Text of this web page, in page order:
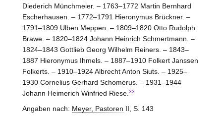
Diederich Münchmeier. – 1763–1772 Martin Bernhard
Escherhausen. – 1772–1791 Hieronymus Brückner. –
1791–1809 Ulben Meppen. – 1809–1820 Otto Rudolph
Brawe. – 1820–1824 Johann Heinrich Schmertmann. –
1824–1843 Gottlieb Georg Wilhelm Reiners. – 1843–
1887 Hieronymus Ihmels. – 1887–1910 Folkert Janssen
Folkerts. – 1910–1924 Albrecht Anton Siuts. – 1925–
1930 Cornelius Gerhard Schomerus. – 1931–1944
Johann Heimerich Winfried Riese.33
Angaben nach: Meyer, Pastoren II, S. 143